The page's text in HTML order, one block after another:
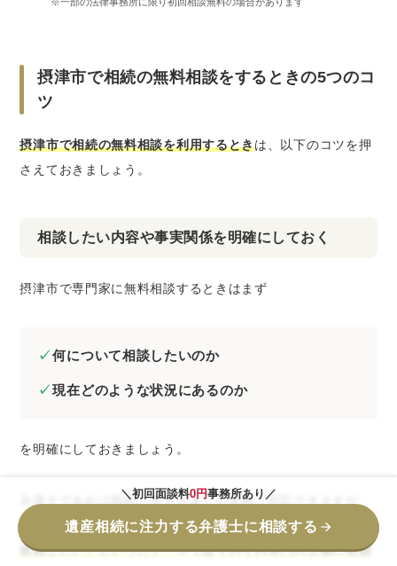
摂津市で相続の無料相談をするときの5つのコ
ツ
摂津市で相続の無料相談を利用するときは、以下のコツを押
さえておきましょう。
相談したい内容や事実関係を明確にしておく
摂津市で専門家に無料相談するときはまず
何について相談したいのか
現在どのような状況にあるのか
を明確にしておきましょう。
弁護士であれば相続に関する多くの業務に対応できますが、
それでも「相続した財産の名義を変更したい」「相続登記を
依頼したい」といったケースではそれぞれ専門の士業に依頼
＼初回面談料0円事務所あり／
遺産相続に注力する弁護士に相談する